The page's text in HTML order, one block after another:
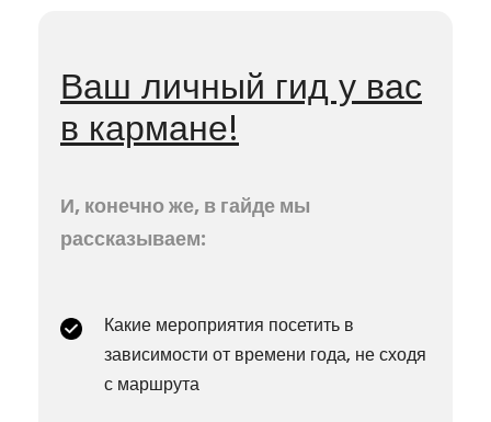
Ваш личный гид у вас
в кармане!
И, конечно же, в гайде мы
рассказываем:
Какие мероприятия посетить в
зависимости от времени года, не сходя
с маршрута